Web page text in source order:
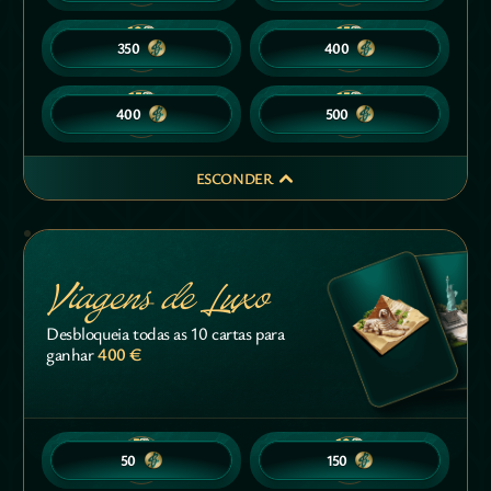
10
350
10
350
15
400
15
400
15
400
15
400
15
500
15
500
ESCONDER
Viagens de Luxo
Desbloqueia todas as 10 cartas para
ganhar400 €
5
50
5
50
10
150
10
150